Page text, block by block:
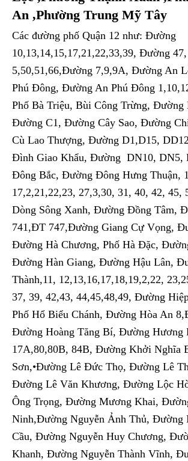
An ,Phường Trung Mỹ Tây
Các đường phố Quận 12 như: Đường
10,13,14,15,17,21,22,33,39, Đường 47,
5,50,51,66,Đường 7,9,9A, Đường An
Phú Đông, Đường An Phú Đông
Phố Bà Triệu, Bùi Công Trừng, Đường
Đường C1, Đường Cây Sao, Đường
Cù Lao Thượng, Đường D1,D15,
Đình Giao Khẩu, Đường DN10, DN5,
Đông Bắc, Đường Đông Hưng Thuận,
17,2,21,22,23, 27,3,30, 31, 40, 42, 45,
Dòng Sông Xanh, Đường Đồng Tâm,
741,ĐT 747,Đường Giang Cự Vọng,
Đường Hà Chương, Phố Hà Đặc,
Đường Hàn Giang, Đường Hậu Lân,
Thành,11, 12,13,16,17,18,19,2,22,
37, 39, 42,43, 44,45,48,49, Đường
Phố Hổ Biểu Chánh, Đường Hòa An
Đường Hoàng Tăng Bí, Đường Hương
17A,80,80B, 84B, Đường Khởi Nghĩa
Sơn,•Đường Lê Đức Thọ, Đường Lê
Đường Lê Văn Khương, Đường Lộc
Ông Trọng, Đường Mương Khai,
Ninh,Đường Nguyễn Ảnh Thủ, Đường
Cầu, Đường Nguyễn Huy Chương,
Khanh, Đường Nguyễn Thành Vĩnh,